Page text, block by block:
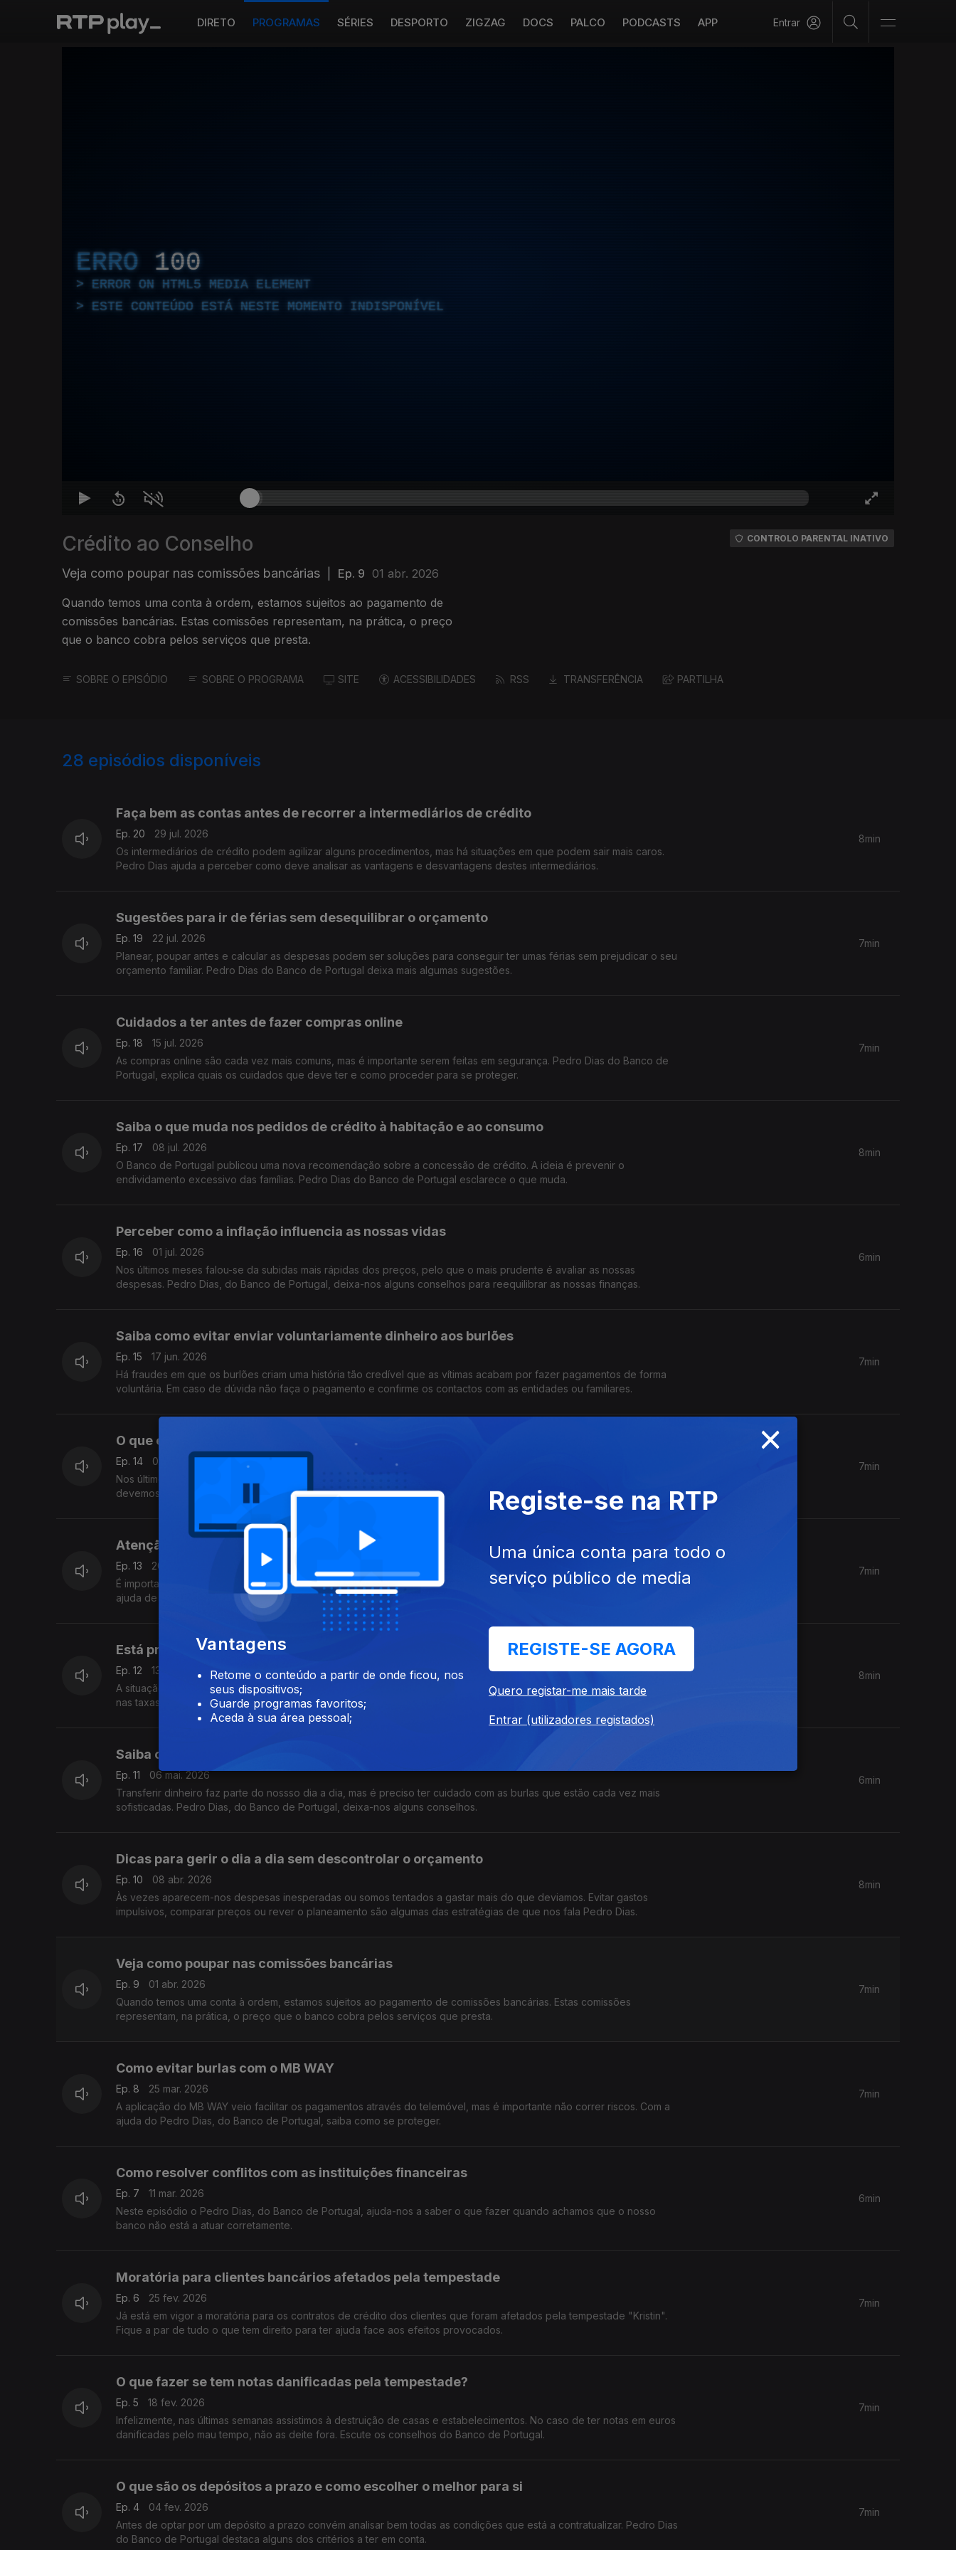
DIRETO PROGRAMAS SÉRIES DESPORTO ZIGZAG DOCS PALCO PODCASTS APP Entrar
ERRO 100
ERROR ON HTML5 MEDIA ELEMENT
ESTE CONTEÚDO ESTÁ NESTE MOMENTO INDISPONÍVEL
Crédito ao Conselho
Veja como poupar nas comissões bancárias Ep. 9 01 abr. 2026
Quando temos uma conta à ordem, estamos sujeitos ao pagamento de
comissões bancárias. Estas comissões representam, na prática, o preço
que o banco cobra pelos serviços que presta.
CONTROLO PARENTAL INATIVO
SOBRE O EPISÓDIO SOBRE O PROGRAMA SITE ACESSIBILIDADES RSS TRANSFERÊNCIA PARTILHA
28 episódios disponíveis
Faça bem as contas antes de recorrer a intermediários de crédito
Ep. 20
29 jul. 2026
Os intermediários de crédito podem agilizar alguns procedimentos, mas há situações em que podem sair mais caros.
Pedro Dias ajuda a perceber como deve analisar as vantagens e desvantagens destes intermediários.
8min
Sugestões para ir de férias sem desequilibrar o orçamento
Ep. 19
22 jul. 2026
Planear, poupar antes e calcular as despesas podem ser soluções para conseguir ter umas férias sem prejudicar o seu
orçamento familiar. Pedro Dias do Banco de Portugal deixa mais algumas sugestões.
7min
Cuidados a ter antes de fazer compras online
Ep. 18
15 jul. 2026
As compras online são cada vez mais comuns, mas é importante serem feitas em segurança. Pedro Dias do Banco de
Portugal, explica quais os cuidados que deve ter e como proceder para se proteger.
7min
Saiba o que muda nos pedidos de crédito à habitação e ao consumo
Ep. 17
08 jul. 2026
O Banco de Portugal publicou uma nova recomendação sobre a concessão de crédito. A ideia é prevenir o
endividamento excessivo das famílias. Pedro Dias do Banco de Portugal esclarece o que muda.
8min
Perceber como a inflação influencia as nossas vidas
Ep. 16
01 jul. 2026
Nos últimos meses falou-se da subidas mais rápidas dos preços, pelo que o mais prudente é avaliar as nossas
despesas. Pedro Dias, do Banco de Portugal, deixa-nos alguns conselhos para reequilibrar as nossas finanças.
6min
Saiba como evitar enviar voluntariamente dinheiro aos burlões
Ep. 15
17 jun. 2026
Há fraudes em que os burlões criam uma história tão credível que as vítimas acabam por fazer pagamentos de forma
voluntária. Em caso de dúvida não faça o pagamento e confirme os contactos com as entidades ou familiares.
7min
O que é a taxa de esforço nos créditos à habitação?
Ep. 14
03 jun. 2026
Nos últimos dias tem-se falado muito sobre o tema, tendo em conta uma possível revisão dos limites. O que é e o que
devemos ter em conta, é o que nos explica hoje o Pedro Dias do Banco de Portugal.
7min
Atenção a movimentos não autorizados na conta bancária
Ep. 13
20 mai. 2026
É importante ver com regularidade os movimentos da conta bancária e saber o que fazer em caso de suspeitas. Com a
ajuda de Pedro Dias, do Banco de Portugal, perceba quais os procedimentos que deve seguir.
7min
Está preparado para o aumento nas taxas de juro do crédito?
Ep. 12
13 mai. 2026
A situação internacional tem provocado o aumento do preços dos combustíveis e o mais provével é que haja aumentos
nas taxas de juro. Saiba como se preparar, com os esclarecimentos de Pedro Dias do Banco de Portugal.
8min
Saiba como transferir dinheiro de forma segura
Ep. 11
06 mai. 2026
Transferir dinheiro faz parte do nossso dia a dia, mas é preciso ter cuidado com as burlas que estão cada vez mais
sofisticadas. Pedro Dias, do Banco de Portugal, deixa-nos alguns conselhos.
6min
Dicas para gerir o dia a dia sem descontrolar o orçamento
Ep. 10
08 abr. 2026
Às vezes aparecem-nos despesas inesperadas ou somos tentados a gastar mais do que deviamos. Evitar gastos
impulsivos, comparar preços ou rever o planeamento são algumas das estratégias de que nos fala Pedro Dias.
8min
Veja como poupar nas comissões bancárias
Ep. 9
01 abr. 2026
Quando temos uma conta à ordem, estamos sujeitos ao pagamento de comissões bancárias. Estas comissões
representam, na prática, o preço que o banco cobra pelos serviços que presta.
7min
Como evitar burlas com o MB WAY
Ep. 8
25 mar. 2026
A aplicação do MB WAY veio facilitar os pagamentos através do telemóvel, mas é importante não correr riscos. Com a
ajuda do Pedro Dias, do Banco de Portugal, saiba como se proteger.
7min
Como resolver conflitos com as instituições financeiras
Ep. 7
11 mar. 2026
Neste episódio o Pedro Dias, do Banco de Portugal, ajuda-nos a saber o que fazer quando achamos que o nosso
banco não está a atuar corretamente.
6min
Moratória para clientes bancários afetados pela tempestade
Ep. 6
25 fev. 2026
Já está em vigor a moratória para os contratos de crédito dos clientes que foram afetados pela tempestade "Kristin".
Fique a par de tudo o que tem direito para ter ajuda face aos efeitos provocados.
7min
O que fazer se tem notas danificadas pela tempestade?
Ep. 5
18 fev. 2026
Infelizmente, nas últimas semanas assistimos à destruição de casas e estabelecimentos. No caso de ter notas em euros
danificadas pelo mau tempo, não as deite fora. Escute os conselhos do Banco de Portugal.
7min
O que são os depósitos a prazo e como escolher o melhor para si
Ep. 4
04 fev. 2026
Antes de optar por um depósito a prazo convém analisar bem todas as condições que está a contratualizar. Pedro Dias
do Banco de Portugal destaca alguns dos critérios a ter em conta.
7min
×
Vantagens
Retome o conteúdo a partir de onde ficou, nos
seus dispositivos;
Guarde programas favoritos;
Aceda à sua área pessoal;
Registe-se na RTP
Uma única conta para todo o
serviço público de media
REGISTE-SE AGORA
Quero registar-me mais tarde
Entrar (utilizadores registados)